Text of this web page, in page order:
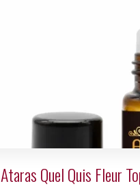
Ataras Quel Quis Fleur